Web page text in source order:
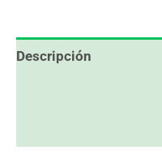
Descripción